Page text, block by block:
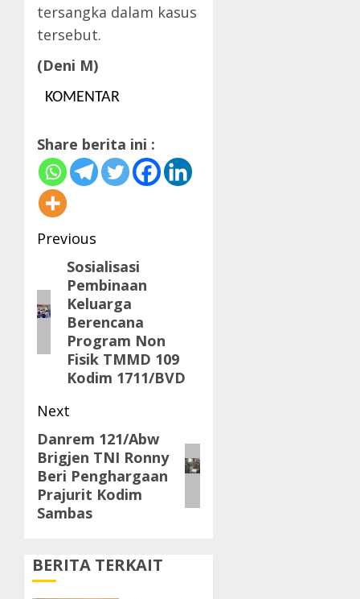
tersangka dalam kasus
tersebut.
(Deni M)
KOMENTAR
Share berita ini :
Post
navigation
Previous
Previous
post:
Sosialisasi
Pembinaan
Keluarga
Berencana
Program Non
Fisik TMMD 109
Kodim 1711/BVD
Next
Next
post:
Danrem 121/Abw
Brigjen TNI Ronny
Beri Penghargaan
Prajurit Kodim
Sambas
BERITA TERKAIT